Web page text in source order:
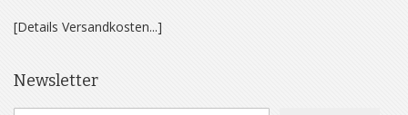
[Details Versandkosten...]
Newsletter